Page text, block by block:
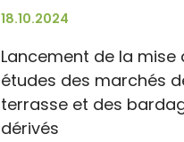
18.10.2024
Lancement de la mise
études des marchés
terrasse et des
dérivés